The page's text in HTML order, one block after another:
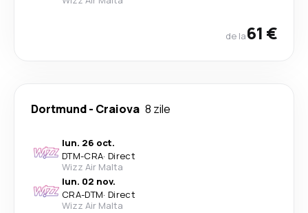
de la61 €
Dortmund- Craiova 8 zile
lun. 26 oct.
DTM-CRA· Direct
Wizz Air Malta
lun. 02 nov.
CRA-DTM· Direct
Wizz Air Malta